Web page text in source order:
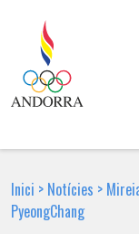
Inici > Notícies >
PyeongChang